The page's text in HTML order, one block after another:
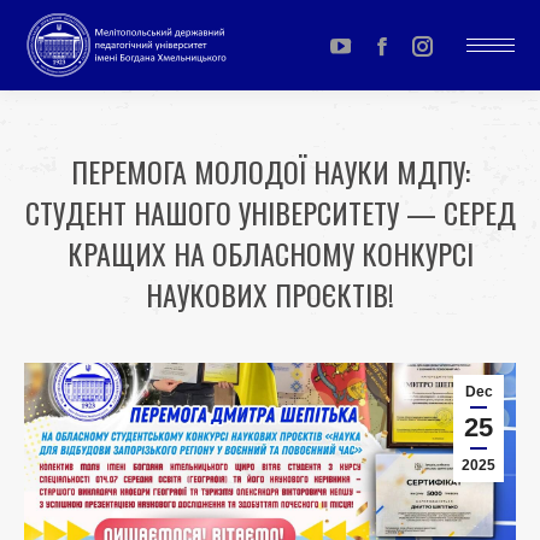
YouTube
page
in
new
window
Facebook
page
in
new
window
Instagram
page
in
new
window
ПЕРЕМОГА МОЛОДОЇ НАУКИ МДПУ:
СТУДЕНТ НАШОГО УНІВЕРСИТЕТУ — СЕРЕД
КРАЩИХ НА ОБЛАСНОМУ КОНКУРСІ
НАУКОВИХ ПРОЄКТІВ!
Dec
25
2025